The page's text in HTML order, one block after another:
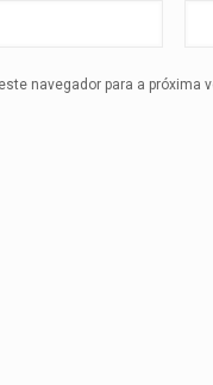
navegador para a próxima